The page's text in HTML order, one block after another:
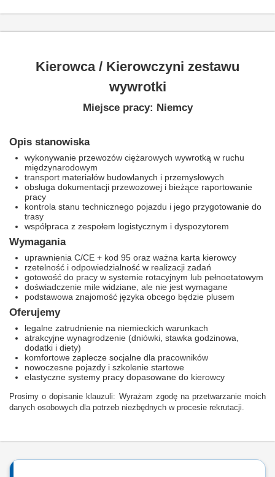
Kierowca / Kierowczyni zestawu
wywrotki
Miejsce pracy: Niemcy
Opis stanowiska
wykonywanie przewozów ciężarowych wywrotką w ruchu
międzynarodowym
transport materiałów budowlanych i przemysłowych
obsługa dokumentacji przewozowej i bieżące raportowanie
pracy
kontrola stanu technicznego pojazdu i jego przygotowanie do
trasy
współpraca z zespołem logistycznym i dyspozytorem
Wymagania
uprawnienia C/CE + kod 95 oraz ważna karta kierowcy
rzetelność i odpowiedzialność w realizacji zadań
gotowość do pracy w systemie rotacyjnym lub pełnoetatowym
doświadczenie mile widziane, ale nie jest wymagane
podstawowa znajomość języka obcego będzie plusem
Oferujemy
legalne zatrudnienie na niemieckich warunkach
atrakcyjne wynagrodzenie (dniówki, stawka godzinowa,
dodatki i diety)
komfortowe zaplecze socjalne dla pracowników
nowoczesne pojazdy i szkolenie startowe
elastyczne systemy pracy dopasowane do kierowcy
Prosimy o dopisanie klauzuli: Wyrażam zgodę na przetwarzanie moich
danych osobowych dla potrzeb niezbędnych w procesie rekrutacji.